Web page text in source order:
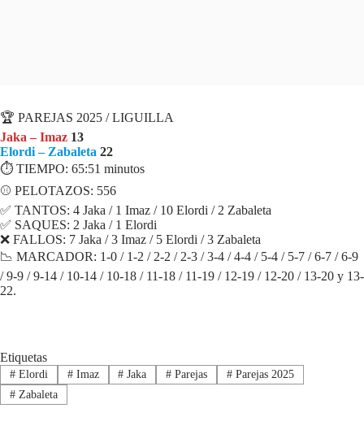
🏆 PAREJAS 2025 / LIGUILLA
Jaka – Imaz 13
Elordi – Zabaleta 22
⏱ TIEMPO: 65:51 minutos
⚾ PELOTAZOS: 556
✅ TANTOS: 4 Jaka / 1 Imaz / 10 Elordi / 2 Zabaleta
✅ SAQUES: 2 Jaka / 1 Elordi
❌ FALLOS: 7 Jaka / 3 Imaz / 5 Elordi / 3 Zabaleta
📉 MARCADOR: 1-0 / 1-2 / 2-2 / 2-3 / 3-4 / 4-4 / 5-4 / 5-7 / 6-7 / 6-9
/ 9-9 / 9-14 / 10-14 / 10-18 / 11-18 / 11-19 / 12-19 / 12-20 / 13-20 y 13-
22.
Etiquetas
#Elordi #Imaz # Jaka # Parejas # Parejas 2025
#Zabaleta